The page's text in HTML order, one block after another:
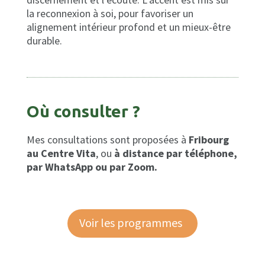
la reconnexion à soi, pour favoriser un
alignement intérieur profond et un mieux-être
durable.
Où consulter ?
Mes consultations sont proposées à Fribourg
au Centre Vita, ou à distance par téléphone,
par WhatsApp ou par Zoom.
Voir les programmes